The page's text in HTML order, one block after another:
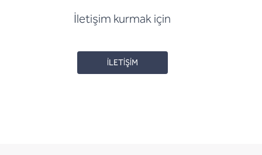
İletişim kurmak için
İLETİŞİM